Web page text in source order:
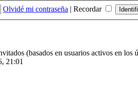
Olvidé mi contraseña | Recordar
(basados en usuarios activos en los
21:01